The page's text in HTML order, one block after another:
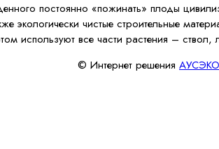
постоянно «пожинать» плоды
экологически чистые строительные
используют все части растения – ствол,
© Интернет решения АУСЭКО